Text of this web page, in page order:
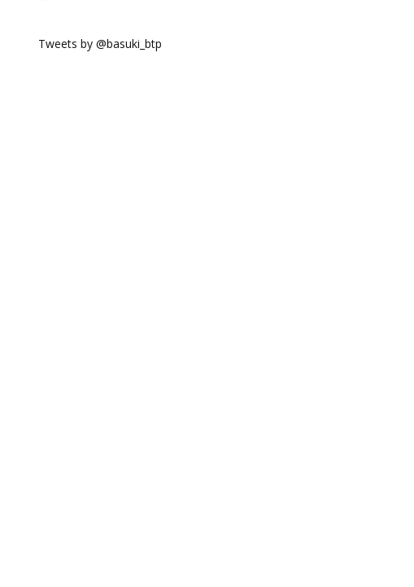
Tweets by @basuki_btp